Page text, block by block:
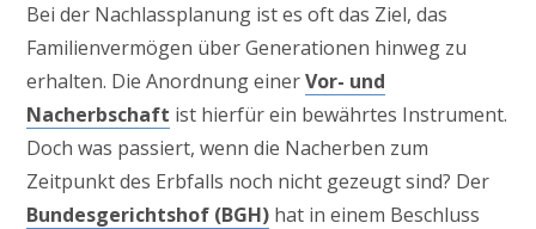
Bei der Nachlassplanung ist es oft das Ziel, das
Familienvermögen über Generationen hinweg zu
erhalten. Die Anordnung einerVor- und
Nacherbschaft ist hierfür ein bewährtes Instrument.
Doch was passiert, wenn die Nacherben zum
Zeitpunkt des Erbfalls noch nicht gezeugt sind? Der
Bundesgerichtshof (BGH) hat in einem Beschluss